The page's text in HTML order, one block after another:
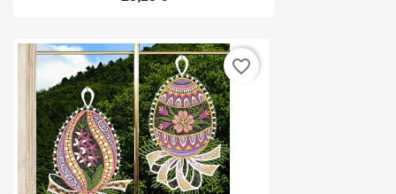
favorite_border